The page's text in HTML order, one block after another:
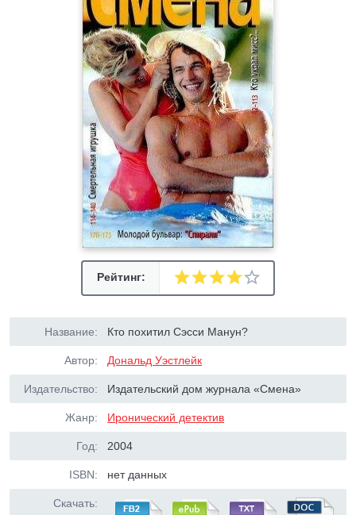
Рейтинг:
Название: Кто похитил Сэсси Манун?
Автор: Дональд Уэстлейк
Издательство: Издательский дом журнала «Смена»
Жанр: Иронический детектив
Год: 2004
ISBN: нет данных
Скачать: